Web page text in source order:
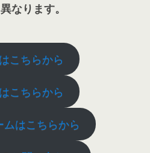
ります。
こちらから
こちらから
はこちらから